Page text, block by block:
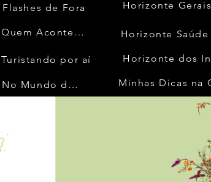
Flashes de Fora
Quem Acontece
Turistando por aí
No Mundo da Moda
Horizonte Gerais
Horizonte Saúde